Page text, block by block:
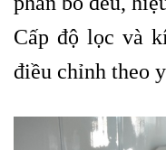
Cấp độ lọc và
điều chỉnh theo